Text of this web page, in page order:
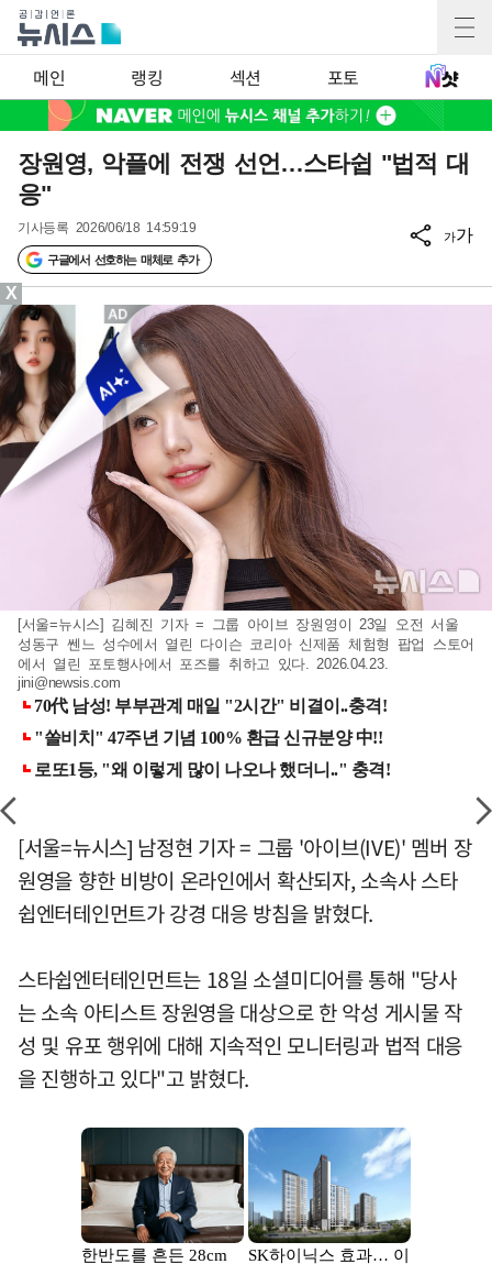
메인 랭킹 섹션 포토
장원영, 악플에 전쟁 선언…스타쉽 "법적 대
응"
기사등록 2026/06/18 14:59:19
구글에서 선호하는 매체로 추가
가가
[서울=뉴시스] 김혜진 기자 = 그룹 아이브 장원영이 23일 오전 서울
성동구 쎈느 성수에서 열린 다이슨 코리아 신제품 체험형 팝업 스토어
에서 열린 포토행사에서 포즈를 취하고 있다. 2026.04.23.
jini@newsis.com
[서울=뉴시스] 남정현 기자 = 그룹 '아이브(IVE)' 멤버 장
원영을 향한 비방이 온라인에서 확산되자, 소속사 스타
쉽엔터테인먼트가 강경 대응 방침을 밝혔다.
스타쉽엔터테인먼트는 18일 소셜미디어를 통해 "당사
는 소속 아티스트 장원영을 대상으로 한 악성 게시물 작
성 및 유포 행위에 대해 지속적인 모니터링과 법적 대응
을 진행하고 있다"고 밝혔다.
X